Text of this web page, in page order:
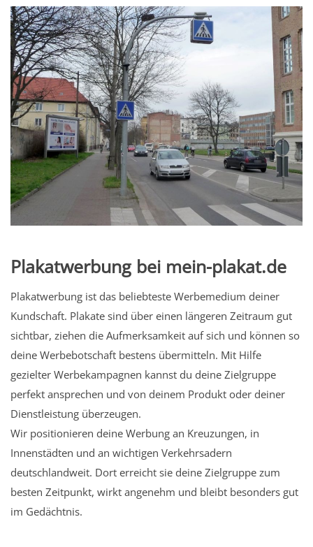
Plakatwerbung bei mein-plakat.de
Plakatwerbung ist das beliebteste Werbemedium deiner
Kundschaft. Plakate sind über einen längeren Zeitraum gut
sichtbar, ziehen die Aufmerksamkeit auf sich und können so
deine Werbebotschaft bestens übermitteln. Mit Hilfe
gezielter Werbekampagnen kannst du deine Zielgruppe
perfekt ansprechen und von deinem Produkt oder deiner
Dienstleistung überzeugen.
Wir positionieren deine Werbung an Kreuzungen, in
Innenstädten und an wichtigen Verkehrsadern
deutschlandweit. Dort erreicht sie deine Zielgruppe zum
besten Zeitpunkt, wirkt angenehm und bleibt besonders gut
im Gedächtnis.